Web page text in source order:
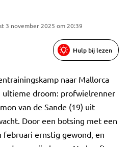
3 november 2025 om 20:39
Hulp bij lezen
naar Mallorca
droom: profwielrenner
van de Sande (19) uit
Door een botsing met een
ernstig gewond, en